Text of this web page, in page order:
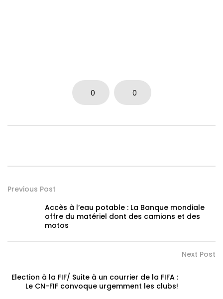
0 0
Previous Post
Accès à l’eau potable : La Banque mondiale
offre du matériel dont des camions et des
motos
Next Post
Election à la FIF/ Suite à un courrier de la FIFA :
Le CN-FIF convoque urgemment les clubs!